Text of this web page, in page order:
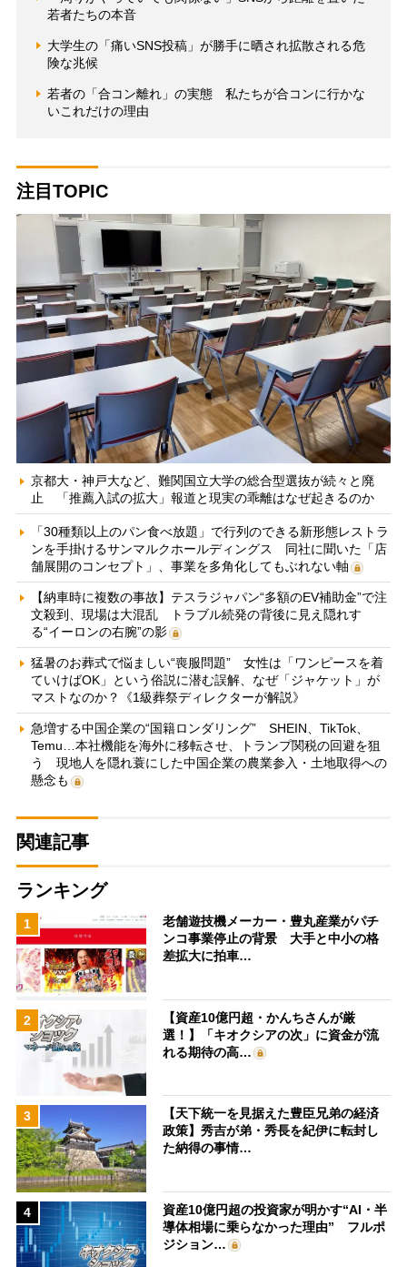
若者たちの本音
大学生の「痛いSNS投稿」が勝手に晒され拡散される危
険な兆候
若者の「合コン離れ」の実態 私たちが合コンに行かな
いこれだけの理由
注目TOPIC
京都大・神戸大など、難関国立大学の総合型選抜が続々と廃
止 「推薦入試の拡大」報道と現実の乖離はなぜ起きるのか
「30種類以上のパン食べ放題」で行列のできる新形態レストラ
ンを手掛けるサンマルクホールディングス 同社に聞いた「店
舗展開のコンセプト」、事業を多角化してもぶれない軸
【納車時に複数の事故】テスラジャパン“多額のEV補助金”で注
文殺到、現場は大混乱 トラブル続発の背後に見え隠れす
る“イーロンの右腕”の影
猛暑のお葬式で悩ましい“喪服問題” 女性は「ワンピースを着
ていけばOK」という俗説に潜む誤解、なぜ「ジャケット」が
マストなのか？《1級葬祭ディレクターが解説》
急増する中国企業の“国籍ロンダリング” SHEIN、TikTok、
Temu…本社機能を海外に移転させ、トランプ関税の回避を狙
う 現地人を隠れ蓑にした中国企業の農業参入・土地取得への
懸念も
関連記事
ランキング
1
老舗遊技機メーカー・豊丸産業がパチ
ンコ事業停止の背景 大手と中小の格
差拡大に拍車…
2
【資産10億円超・かんちさんが厳
選！】「キオクシアの次」に資金が流
れる期待の高…
3
【天下統一を見据えた豊臣兄弟の経済
政策】秀吉が弟・秀長を紀伊に転封し
た納得の事情…
4
資産10億円超の投資家が明かす“AI・半
導体相場に乗らなかった理由” フルポ
ジション…